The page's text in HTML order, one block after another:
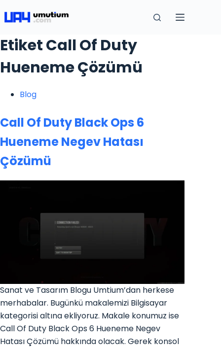
EtiketCall Of Duty
Hueneme Çözümü
Blog
Call Of Duty Black Ops 6
Hueneme Negev Hatası
Çözümü
Sanat ve Tasarım Blogu Umtium’dan herkese
merhabalar. Bugünkü makalemizi Bilgisayar
kategorisi altına ekliyoruz. Makale konumuz ise
Call Of Duty Black Ops 6 Hueneme Negev
Hatası Çözümü hakkında olacak. Gerek konsol